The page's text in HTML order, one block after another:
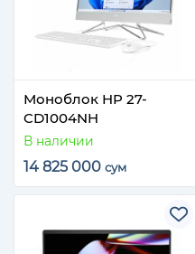
Моноблок HP 27-
CD1004NH
В наличии
14 825 000 сум